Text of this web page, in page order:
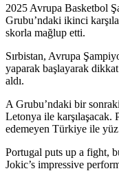
2025 Avrupa Basketbol
Grubu’ndaki ikinci
skorla mağlup etti.
Sırbistan, Avrupa
yaparak başlayarak
aldı.
A Grubu’ndaki bir
Letonya ile karşılaşacak.
edemeyen Türkiye ile
Portugal puts up a fight,
Jokic’s impressive